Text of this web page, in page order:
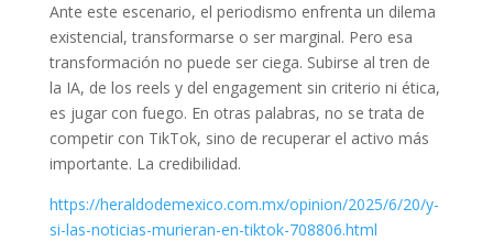
Ante este escenario, el periodismo enfrenta un dilema
existencial, transformarse o ser marginal. Pero esa
transformación no puede ser ciega. Subirse al tren de
la IA, de los reels y del engagement sin criterio ni ética,
es jugar con fuego. En otras palabras, no se trata de
competir con TikTok, sino de recuperar el activo más
importante. La credibilidad.
https://heraldodemexico.com.mx/opinion/2025/6/20/y-
si-las-noticias-murieran-en-tiktok-708806.html